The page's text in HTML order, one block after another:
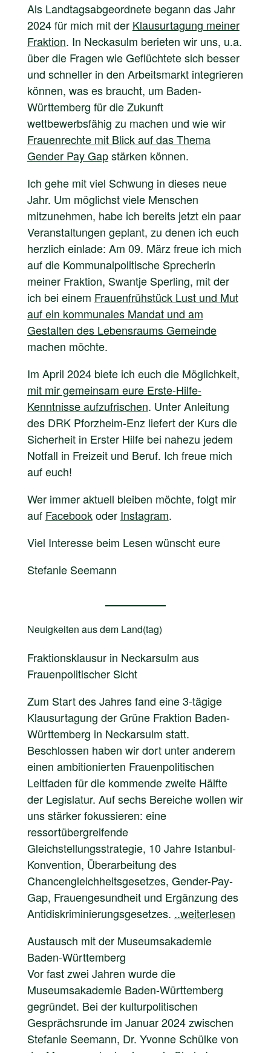
Als Landtagsabgeordnete begann das Jahr
2024 für mich mit der Klausurtagung meiner
Fraktion. In Neckasulm berieten wir uns, u.a.
über die Fragen wie Geflüchtete sich besser
und schneller in den Arbeitsmarkt integrieren
können, was es braucht, um Baden-
Württemberg für die Zukunft
wettbewerbsfähig zu machen und wie wir
Frauenrechte mit Blick auf das Thema
Gender Pay Gapstärken können.
Ich gehe mit viel Schwung in dieses neue
Jahr. Um möglichst viele Menschen
mitzunehmen, habe ich bereits jetzt ein paar
Veranstaltungen geplant, zu denen ich euch
herzlich einlade: Am 09. März freue ich mich
auf die Kommunalpolitische Sprecherin
meiner Fraktion, Swantje Sperling, mit der
ich bei einem Frauenfrühstück Lust und Mut
auf ein kommunales Mandat und am
Gestalten des Lebensraums Gemeinde
machen möchte.
Im April 2024 biete ich euch die Möglichkeit,
mit mir gemeinsam eure Erste-Hilfe-
Kenntnisse aufzufrischen. Unter Anleitung
des DRK Pforzheim-Enz liefert der Kurs die
Sicherheit in Erster Hilfe bei nahezu jedem
Notfall in Freizeit und Beruf. Ich freue mich
auf euch!
Wer immer aktuell bleiben möchte, folgt mir
auf Facebookoder Instagram.
Viel Interesse beim Lesen wünscht eure
Stefanie Seemann
Neuigkeiten aus dem Land(tag)
Fraktionsklausur in Neckarsulm aus
Frauenpolitischer Sicht
Zum Start des Jahres fand eine 3-tägige
Klausurtagung der Grüne Fraktion Baden-
Württemberg in Neckarsulm statt.
Beschlossen haben wir dort unter anderem
einen ambitionierten Frauenpolitischen
Leitfaden für die kommende zweite Hälfte
der Legislatur. Auf sechs Bereiche wollen wir
uns stärker fokussieren: eine
ressortübergreifende
Gleichstellungsstrategie, 10 Jahre Istanbul-
Konvention, Überarbeitung des
Chancengleichheitsgesetzes, Gender-Pay-
Gap, Frauengesundheit und Ergänzung des
Antidiskriminierungsgesetzes. ..weiterlesen
Austausch mit der Museumsakademie
Baden-Württemberg
Vor fast zwei Jahren wurde die
Museumsakademie Baden-Württemberg
gegründet. Bei der kulturpolitischen
Gesprächsrunde im Januar 2024 zwischen
Stefanie Seemann, Dr. Yvonne Schülke von